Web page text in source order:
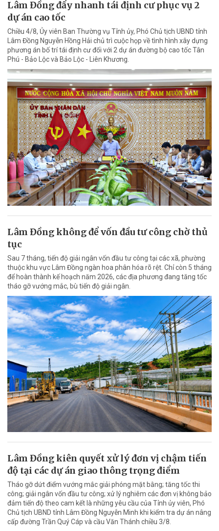
Lâm Đồng đẩy nhanh tái định cư phục vụ 2
dự án cao tốc
Chiều 4/8, Ủy viên Ban Thường vụ Tỉnh ủy, Phó Chủ tịch UBND tỉnh
Lâm Đồng Nguyễn Hồng Hải chủ trì cuộc họp về tình hình xây dựng
phương án bố trí tái định cư đối với 2 dự án đường bộ cao tốc Tân
Phú - Bảo Lộc và Bảo Lộc - Liên Khương.
Lâm Đồng không để vốn đầu tư công chờ thủ
tục
Sau 7 tháng, tiến độ giải ngân vốn đầu tư công tại các xã, phường
thuộc khu vực Lâm Đồng ngàn hoa phân hóa rõ rệt. Chỉ còn 5 tháng
để hoàn thành kế hoạch năm 2026, các địa phương đang tăng tốc
tháo gỡ vướng mắc, bù tiến độ giải ngân.
Lâm Đồng kiên quyết xử lý đơn vị chậm tiến
độ tại các dự án giao thông trọng điểm
Tháo gỡ dứt điểm vướng mắc giải phóng mặt bằng; tăng tốc thi
công; giải ngân vốn đầu tư công; xử lý nghiêm các đơn vị không bảo
đảm tiến độ theo cam kết là những yêu cầu của Tỉnh ủy viên, Phó
Chủ tịch UBND tỉnh Lâm Đồng Nguyễn Minh khi kiểm tra dự án nâng
cấp đường Trần Quý Cáp và cầu Văn Thánh chiều 3/8.